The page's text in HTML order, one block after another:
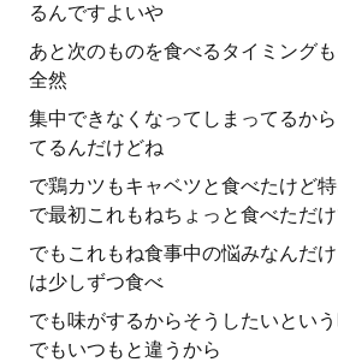
るんですよいや
あと次のものを食べるタイミング
全然
集中できなくなってしまってるか
てるんだけどね
で鶏カツもキャベツと食べたけど
で最初これもねちょっと食べただ
でもこれもね食事中の悩みなんだ
は少しずつ食べ
でも味がするからそうしたいとい
でもいつもと違うから